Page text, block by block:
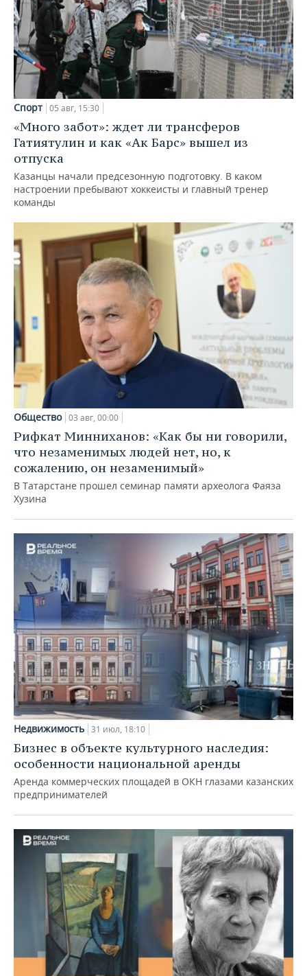
Спорт 05 авг, 15:30
«Много забот»: ждет ли трансферов
Гатиятулин и как «Ак Барс» вышел из
отпуска
Казанцы начали предсезонную подготовку. В каком
настроении пребывают хоккеисты и главный тренер
команды
Общество 03 авг, 00:00
Рифкат Минниханов: «Как бы ни говорили,
что незаменимых людей нет, но, к
сожалению, он незаменимый»
В Татарстане прошел семинар памяти археолога Фаяза
Хузина
Недвижимость 31 июл, 18:10
Бизнес в объекте культурного наследия:
особенности национальной аренды
Аренда коммерческих площадей в ОКН глазами казанских
предпринимателей